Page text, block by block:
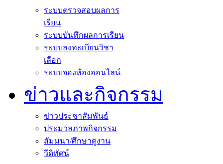
ระบบตรวจสอบผลการ
เรียน
ระบบบันทึกผลการเรียน
ระบบลงทะเบียนวิชา
เลือก
ระบบจองห้องออนไลน์
ข่าวและกิจกรรม
ข่าวประชาสัมพันธ์
ประมวลภาพกิจกรรม
สัมมนา/ศึกษาดูงาน
วีดิทัศน์